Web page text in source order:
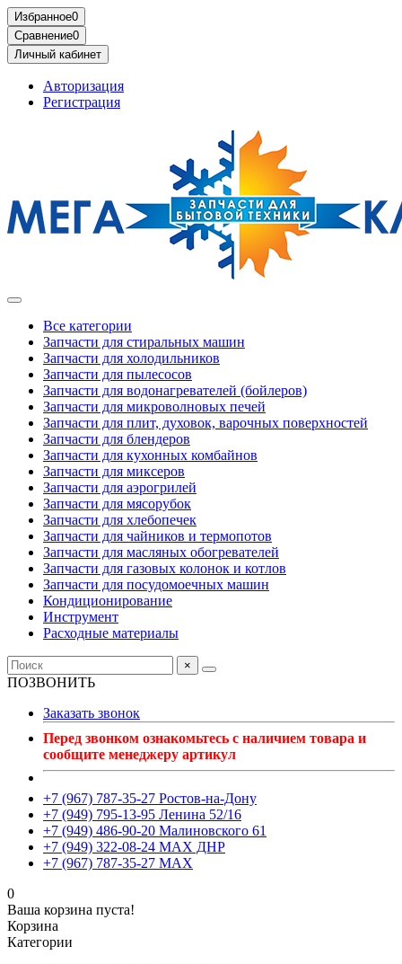
Избранное0
Сравнение0
Личный кабинет
Авторизация
Регистрация
Все категории
Запчасти для стиральных машин
Запчасти для холодильников
Запчасти для пылесосов
Запчасти для водонагревателей (бойлеров)
Запчасти для микроволновых печей
Запчасти для плит, духовок, варочных поверхностей
Запчасти для блендеров
Запчасти для кухонных комбайнов
Запчасти для миксеров
Запчасти для аэрогрилей
Запчасти для мясорубок
Запчасти для хлебопечек
Запчасти для чайников и термопотов
Запчасти для масляных обогревателей
Запчасти для газовых колонок и котлов
Запчасти для посудомоечных машин
Кондиционирование
Инструмент
Расходные материалы
×
ПОЗВОНИТЬ
Заказать звонок
Перед звонком ознакомьтесь с наличием товара и
сообщите менеджеру артикул
+7 (967) 787-35-27 Ростов-на-Дону
+7 (949) 795-13-95 Ленина 52/16
+7 (949) 486-90-20 Малиновского 61
+7 (949) 322-08-24 MAX ДНР
+7 (967) 787-35-27 MAX
0
Ваша корзина пуста!
Корзина
Категории